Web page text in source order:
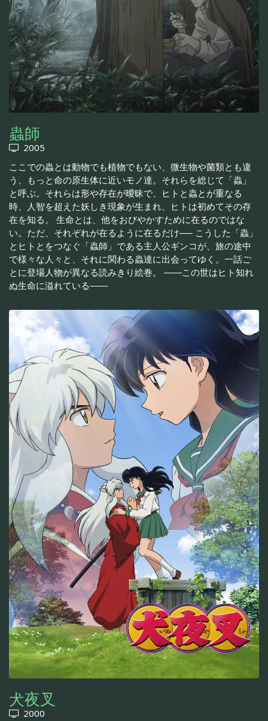
蟲師
2005
ここでの蟲とは動物でも植物でもない、微生物や菌類とも違
う、もっと命の原生体に近いモノ達。それらを総じて「蟲」
と呼ぶ。それらは形や存在が曖昧で、ヒトと蟲とが重なる
時、人智を超えた妖しき現象が生まれ、ヒトは初めてその存
在を知る。 生命とは、他をおびやかすために在るのではな
い。ただ、それぞれが在るように在るだけ── こうした「蟲」
とヒトとをつなぐ「蟲師」である主人公ギンコが、旅の途中
で様々な人々と、それに関わる蟲達に出会ってゆく。一話ご
とに登場人物が異なる読みきり絵巻。 ――この世はヒト知れ
ぬ生命に溢れている――
犬夜叉
2000